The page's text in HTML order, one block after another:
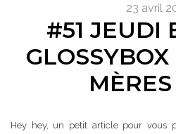
23 avril
#51 JEUDI
Hey hey, un petit article pour vous